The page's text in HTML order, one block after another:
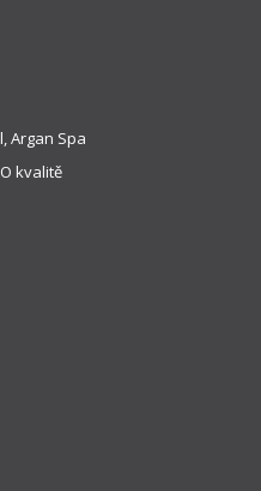
Argan Spa
kvalitě